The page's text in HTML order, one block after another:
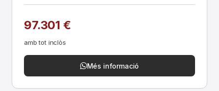
97.301 €
amb tot inclòs
Més informació